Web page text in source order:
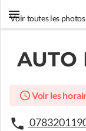
Voir toutes les photos
AUTO
Voir les